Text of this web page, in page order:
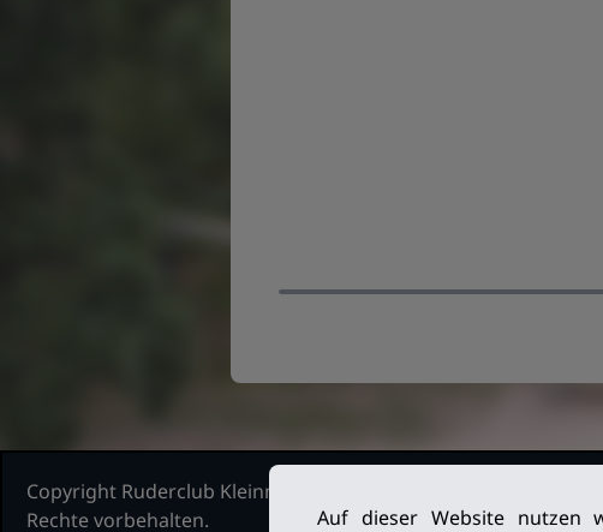
Copyright Ruderclub Kleinmachnow Stahnsdorf Teltow, 2026.
Rechte vorbehalten.
Auf dieser Website nutzen